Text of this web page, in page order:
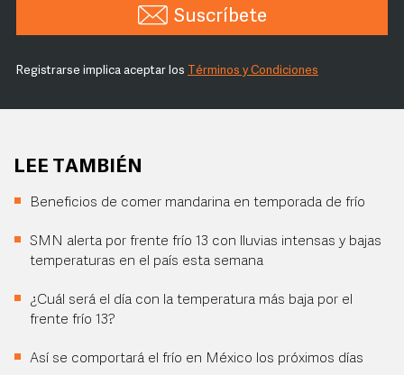
Suscríbete
Registrarse implica aceptar los Términos y Condiciones
LEE TAMBIÉN
Beneficios de comer mandarina en temporada de frío
SMN alerta por frente frío 13 con lluvias intensas y bajas
temperaturas en el país esta semana
¿Cuál será el día con la temperatura más baja por el
frente frío 13?
Así se comportará el frío en México los próximos días